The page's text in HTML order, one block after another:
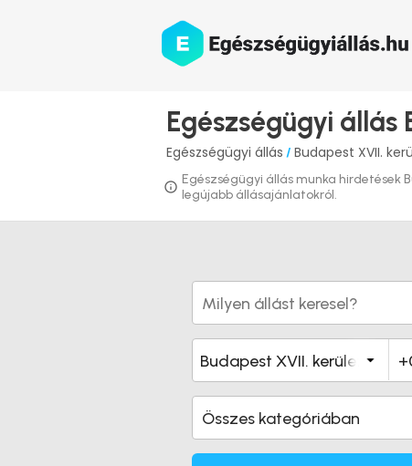
Egészségügyi
Egészségügyi állás / Budapest XVII.
Egészségügyi állás munka hirdetések
legújabb állásajánlatokról.
Összes kategóriában